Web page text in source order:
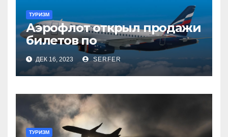
ТУРИЗМ
Аэрофлот открыл продажи
билетов по
субсидированным
тарифам
ДЕК 16, 2023 SERFER
ТУРИЗМ